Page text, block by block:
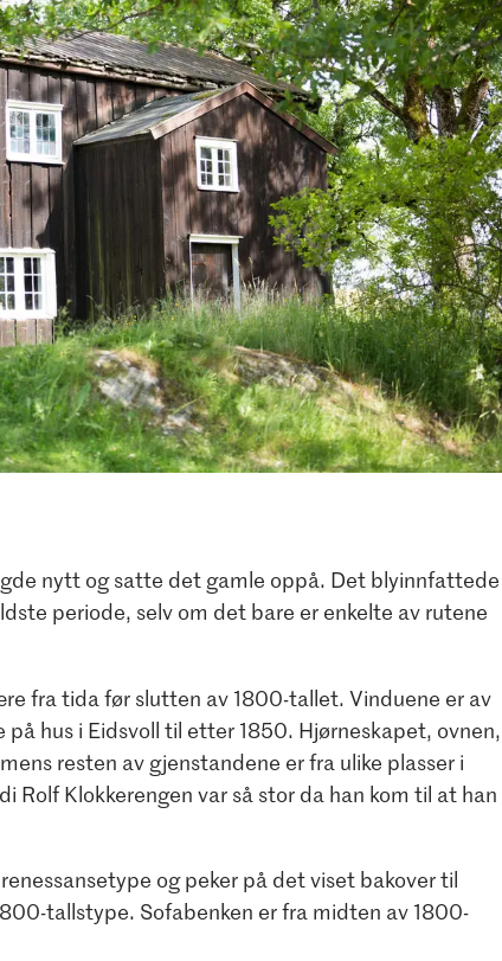
nytt og satte det gamle oppå. Det blyinnfattede
periode, selv om det bare er enkelte av rutene
fra tida før slutten av 1800-tallet. Vinduene er av
hus i Eidsvoll til etter 1850. Hjørneskapet, ovnen,
resten av gjenstandene er fra ulike plasser i
Rolf Klokkerengen var så stor da han kom til at han
og peker på det viset bakover til
tallstype. Sofabenken er fra midten av 1800-